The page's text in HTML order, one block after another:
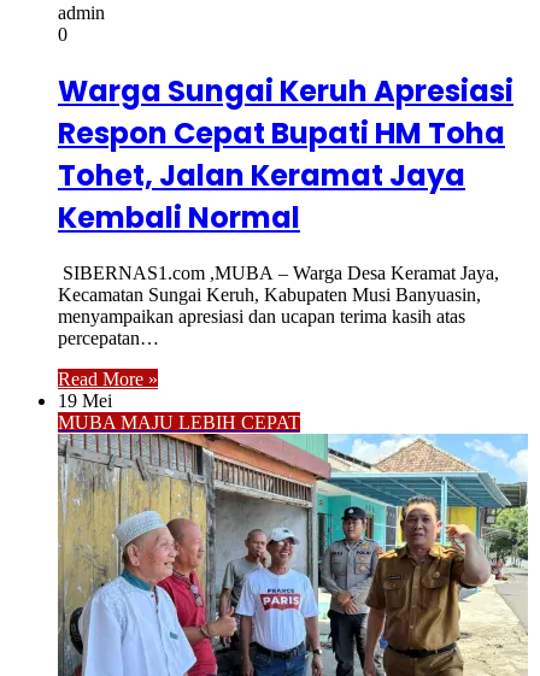
admin
0
Warga Sungai Keruh Apresiasi
Respon Cepat Bupati HM Toha
Tohet, Jalan Keramat Jaya
Kembali Normal
SIBERNAS1.com ,MUBA – Warga Desa Keramat Jaya,
Kecamatan Sungai Keruh, Kabupaten Musi Banyuasin,
menyampaikan apresiasi dan ucapan terima kasih atas
percepatan…
Read More »
19 Mei
MUBA MAJU LEBIH CEPAT